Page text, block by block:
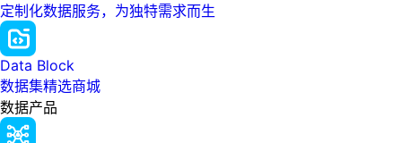
定制化数据服务，为独特需求而生
Data Block
数据集精选商城
数据产品